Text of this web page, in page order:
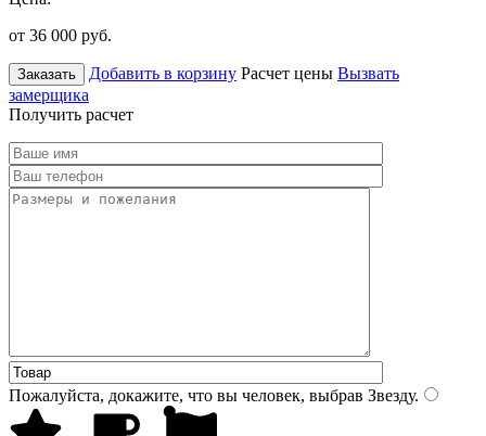
от 36 000 руб.
Заказать Добавить в корзину Расчет цены Вызвать
замерщика
Получить расчет
Пожалуйста, докажите, что вы человек, выбрав Звезду.